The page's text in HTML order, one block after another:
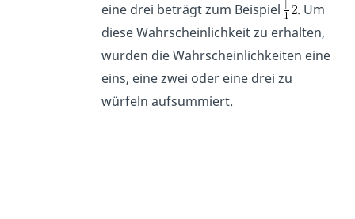
eine drei beträgt zum Beispiel
. Um
diese Wahrscheinlichkeit zu erhalten,
wurden die Wahrscheinlichkeiten eine
eins, eine zwei oder eine drei zu
würfeln aufsummiert.